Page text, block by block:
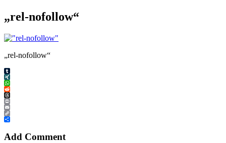
„rel-nofollow“
„rel-nofollow“
Tumblr
XING
WhatsApp
Reddit
Threads
Print
Email
Copy
Link
Teilen
Add Comment